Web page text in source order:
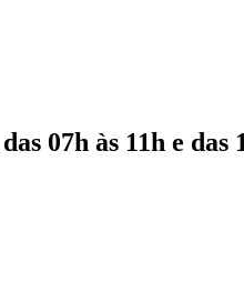
07h às 11h e das